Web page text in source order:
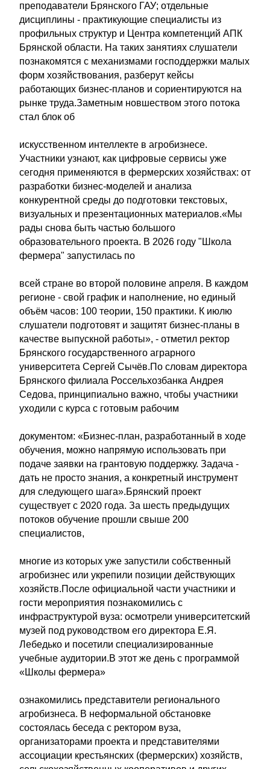
преподаватели Брянского ГАУ; отдельные
дисциплины - практикующие специалисты из
профильных структур и Центра компетенций АПК
Брянской области. На таких занятиях слушатели
познакомятся с механизмами господдержки малых
форм хозяйствования, разберут кейсы
работающих бизнес-планов и сориентируются на
рынке труда.Заметным новшеством этого потока
стал блок об
искусственном интеллекте в агробизнесе.
Участники узнают, как цифровые сервисы уже
сегодня применяются в фермерских хозяйствах: от
разработки бизнес-моделей и анализа
конкурентной среды до подготовки текстовых,
визуальных и презентационных материалов.«Мы
рады снова быть частью большого
образовательного проекта. В 2026 году "Школа
фермера" запустилась по
всей стране во второй половине апреля. В каждом
регионе - свой график и наполнение, но единый
объём часов: 100 теории, 150 практики. К июлю
слушатели подготовят и защитят бизнес-планы в
качестве выпускной работы», - отметил ректор
Брянского государственного аграрного
университета Сергей Сычёв.По словам директора
Брянского филиала Россельхозбанка Андрея
Седова, принципиально важно, чтобы участники
уходили с курса с готовым рабочим
документом: «Бизнес-план, разработанный в ходе
обучения, можно напрямую использовать при
подаче заявки на грантовую поддержку. Задача -
дать не просто знания, а конкретный инструмент
для следующего шага».Брянский проект
существует с 2020 года. За шесть предыдущих
потоков обучение прошли свыше 200
специалистов,
многие из которых уже запустили собственный
агробизнес или укрепили позиции действующих
хозяйств.После официальной части участники и
гости мероприятия познакомились с
инфраструктурой вуза: осмотрели университетский
музей под руководством его директора Е.Я.
Лебедько и посетили специализированные
учебные аудитории.В этот же день с программой
«Школы фермера»
ознакомились представители регионального
агробизнеса. В неформальной обстановке
состоялась беседа с ректором вуза,
организаторами проекта и представителями
ассоциации крестьянских (фермерских) хозяйств,